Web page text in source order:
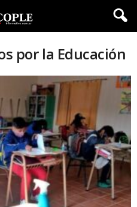
por la Educación